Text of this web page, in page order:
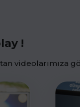
!
videolarımıza